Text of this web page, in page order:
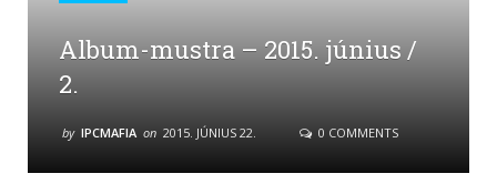
Album-mustra – 2015. június /
2.
by IPCMAFIA on 2015. JÚNIUS 22. 0 COMMENTS